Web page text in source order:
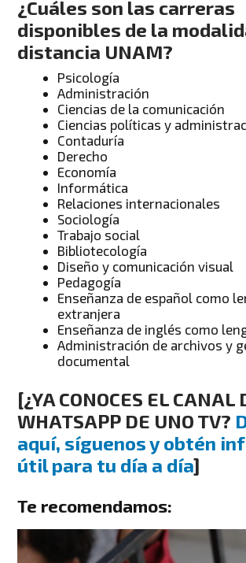
¿Cuáles son las carreras
disponibles de la
distancia UNAM?
Psicología
Administración
Ciencias de la comunicación
Ciencias políticas y
Contaduría
Derecho
Economía
Informática
Relaciones internacionales
Sociología
Trabajo social
Bibliotecología
Diseño y comunicación visual
Pedagogía
Enseñanza de español como
extranjera
Enseñanza de inglés como
Administración de archivos y
documental
[¿YA CONOCES EL CANAL
WHATSAPP DE UNO TV?
aquí, síguenos y obtén
útil para tu día a día]
Te recomendamos: